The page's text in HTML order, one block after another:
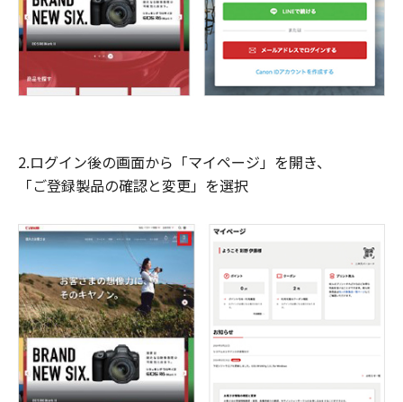
2.ログイン後の画面から「マイページ」を開き、
「ご登録製品の確認と変更」を選択